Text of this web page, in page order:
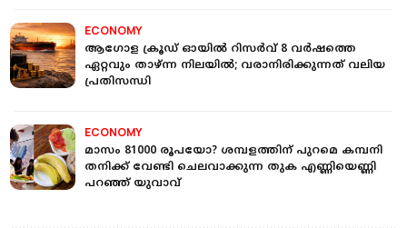
ECONOMY
ആഗോള ക്രൂഡ് ഓയില്‍ റിസര്‍വ് 8 വര്‍ഷത്തെ
ഏറ്റവും താഴ്ന്ന നിലയില്‍; വരാനിരിക്കുന്നത് വലിയ
പ്രതിസന്ധി
ECONOMY
മാസം 81000 രൂപയോ? ശമ്പളത്തിന് പുറമെ കമ്പനി
തനിക്ക് വേണ്ടി ചെലവാക്കുന്ന തുക എണ്ണിയെണ്ണി
പറഞ്ഞ് യുവാവ്